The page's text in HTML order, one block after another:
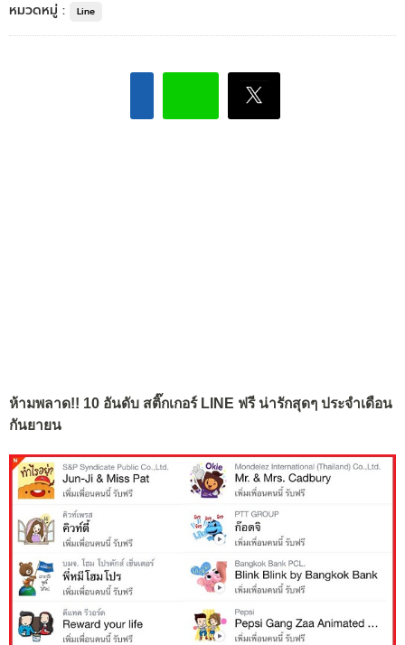
หมวดหมู่ :
Line
ห้ามพลาด!! 10 อันดับ สติ๊กเกอร์ LINE ฟรี น่ารักสุดๆ ประจำเดือน
กันยายน